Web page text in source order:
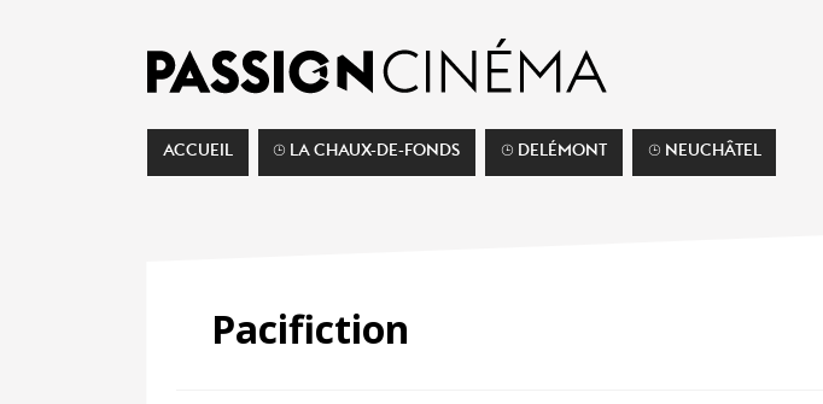
ACCUEIL ⌚︎ LA CHAUX-DE-FONDS ⌚︎ DELÉMONT ⌚︎ NEUCHÂTEL
Pacifiction